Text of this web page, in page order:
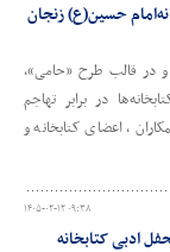
حسین(ع) زنجان
در قالب طرح «حامی»،
در برابر تهاجم
، اعضای کتابخانه و
۱۴۰۵-۰۲-۱۲ ۰۹:۳۸
ادبی کتابخانه